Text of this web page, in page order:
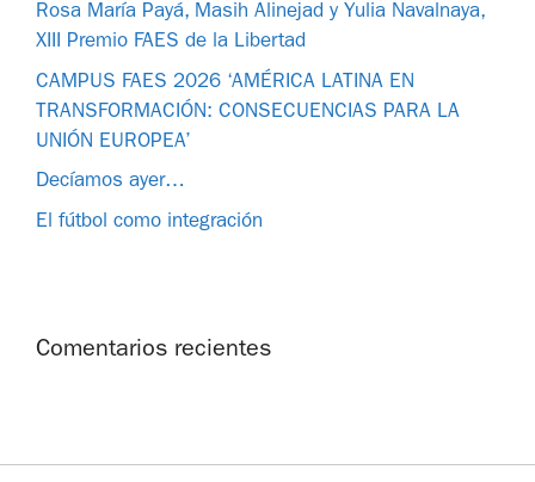
Rosa María Payá, Masih Alinejad y Yulia Navalnaya,
XIII Premio FAES de la Libertad
CAMPUS FAES 2026 ‘AMÉRICA LATINA EN
TRANSFORMACIÓN: CONSECUENCIAS PARA LA
UNIÓN EUROPEA’
Decíamos ayer…
El fútbol como integración
Comentarios recientes